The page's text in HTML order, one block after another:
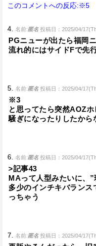
このコメントへの反応:※5
4. 名前:匿名 投稿日：2025/04/
PGニューが出たら福岡
流れ的にはサイドFで先
5. 名前:匿名 投稿日：2025/04/
※3
と思ってたら突然AOZ
騒ぎになったりしたから
6. 名前:匿名 投稿日：2025/04/
>記事43
MAって人型みたいに、
多少のインチキバラン
っちゃう
7. 名前:匿名 投稿日：2025/04/